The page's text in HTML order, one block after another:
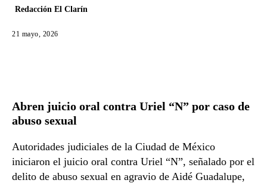
Redacción El Clarín
21 mayo, 2026
Abren juicio oral contra Uriel “N” por caso de
abuso sexual
Autoridades judiciales de la Ciudad de México
iniciaron el juicio oral contra Uriel “N”, señalado por el
delito de abuso sexual en agravio de Aidé Guadalupe,